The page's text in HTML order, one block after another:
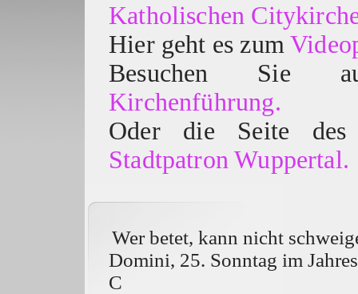
Katholischen
Hier geht es zum
Besuchen
Kirchenführung.
Oder die Seite des
Stadtpatron Wuppertal.
Wer betet, kann nicht
Domini, 25. Sonntag im
C